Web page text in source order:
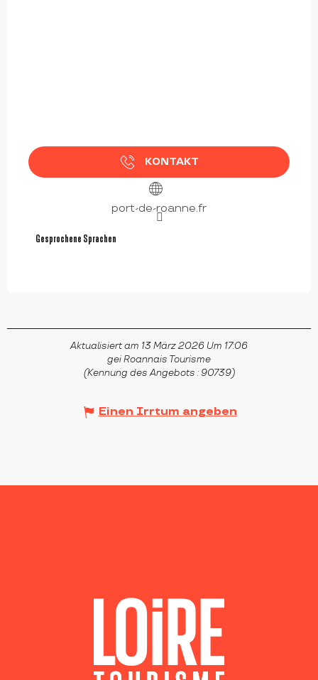
KONTAKT
port-de-roanne.fr
Gesprochene Sprachen
Gesprochene Sprachen
Aktualisiert am 13 März 2026 Um 17:06
gei Roannais Tourisme
(Kennung des Angebots : 90739)
Einen Irrtum angeben